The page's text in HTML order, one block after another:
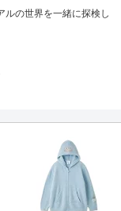
ルの世界を一緒に探検し